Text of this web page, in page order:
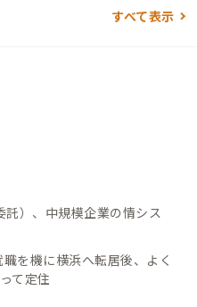
ムセンター） 映画館 ・
すべて表示
）、中規模企業の情シス
を機に横浜へ転居後、よく
て定住